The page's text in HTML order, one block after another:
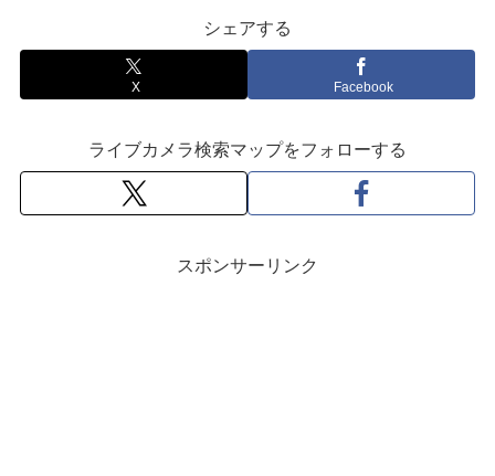
シェアする
X Facebook
ライブカメラ検索マップをフォローする
スポンサーリンク